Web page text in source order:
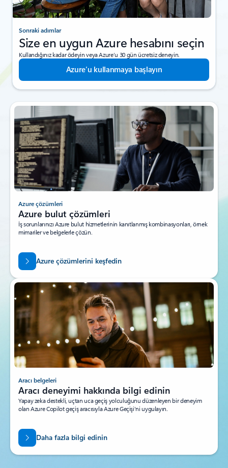
Sonraki adımlar
Size en uygun Azure hesabını seçin
Kullandığınız kadar ödeyin veya Azure’u 30 gün ücretsiz deneyin.
Azure’u kullanmaya başlayın
Azure çözümleri
Azure bulut çözümleri
İş sorunlarınızı Azure bulut hizmetlerinin kanıtlanmış kombinasyonları, örnek
mimariler ve belgelerle çözün.
Azure çözümlerini keşfedin
Aracı belgeleri
Aracı deneyimi hakkında bilgi edinin
Yapay zeka destekli, uçtan uca geçiş yolculuğunu düzenleyen bir deneyim
olan Azure Copilot geçiş aracısıyla Azure Geçişi'ni uygulayın.
Daha fazla bilgi edinin